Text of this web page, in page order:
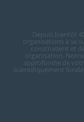
Depuis bientôt
organisations à se
construisent et
organisation.
approfondie de
scientifiquement